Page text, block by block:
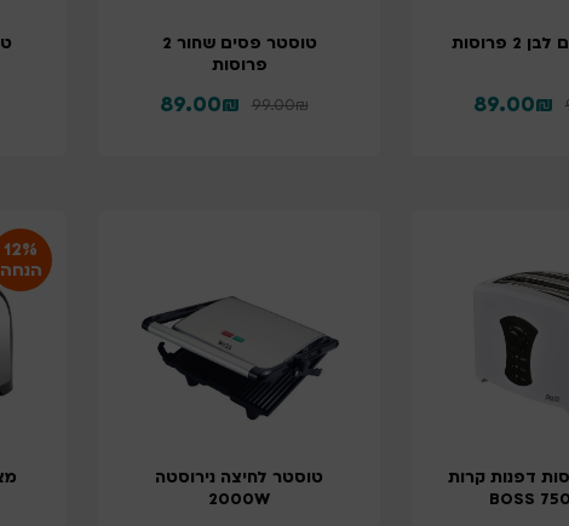
פרוסות
₪
89.00
טוסטר פסים שחור 2
פרוסות
₪
89.00 ₪
99.00
פרוסות דפנות קרות
טוסטר לחיצה נירוסטה
2000W
12%
הנחה